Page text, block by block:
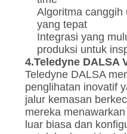
Algoritma canggih
yang tepat
Integrasi yang
produksi untuk
4.Teledyne DALSA
Teledyne DALSA
penglihatan inovatif
jalur kemasan
mereka
luar biasa dan